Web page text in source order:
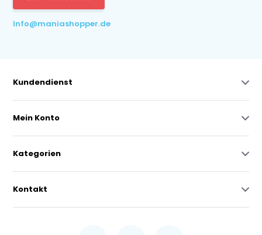
Info@maniashopper.de
Kundendienst
Mein Konto
Kategorien
Kontakt